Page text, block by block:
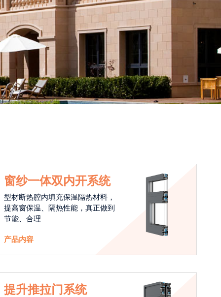
窗纱一体双内开系统
型材断热腔内填充保温隔热材料，
提高窗保温、隔热性能，真正做到
节能、合理
产品内容
提升推拉门系统